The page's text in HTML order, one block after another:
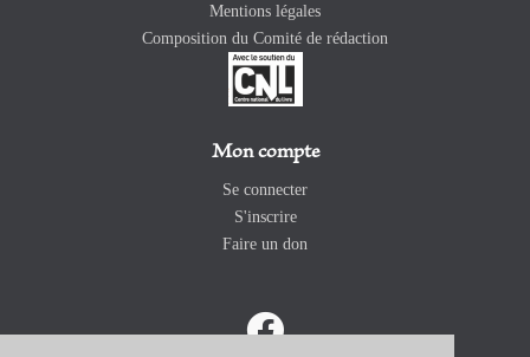
Mentions légales
Composition du Comité de rédaction
Mon compte
Se connecter
S'inscrire
Faire un don